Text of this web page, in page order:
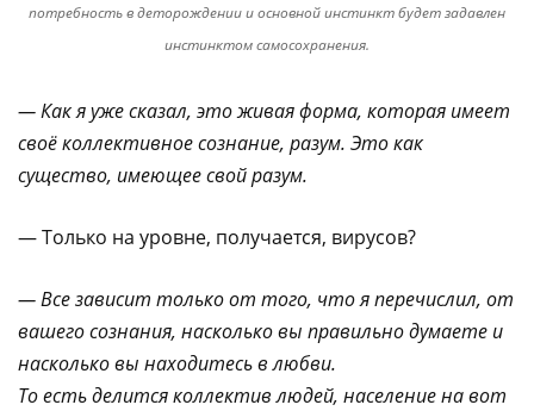
потребность в деторождении и основной инстинкт будет задавлен
инстинктом самосохранения.
— Как я уже сказал, это живая форма, которая имеет
своё коллективное сознание, разум. Это как
существо, имеющее свой разум.
— Только на уровне, получается, вирусов?
— Все зависит только от того, что я перечислил, от
вашего сознания, насколько вы правильно думаете и
насколько вы находитесь в любви.
То есть делится коллектив людей, население на вот